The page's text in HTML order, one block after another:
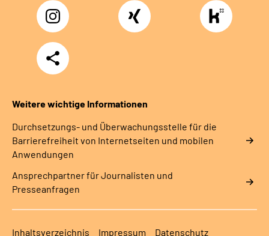
Instagram Xing
https://
rentenversicherung-
nordbayern6
Teilen
Weitere wichtige Informationen
Durchsetzungs- und Überwachungsstelle für die
Barrierefreiheit von Internetseiten und mobilen
Anwendungen
Ansprechpartner für Journalisten und
Presseanfragen
Inhaltsverzeichnis Impressum Datenschutz